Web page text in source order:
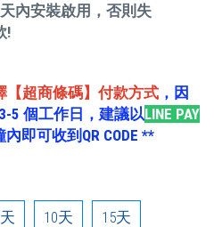
內安裝啟用，否則失
!
【超商條碼】付款方式 ，因
5 個工作日，建議以LINE PAY
即可收到QR CODE **
10天 15天